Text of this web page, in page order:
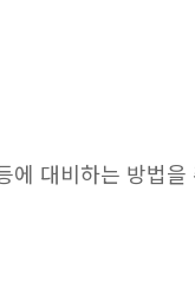
에 대비하는 방법을